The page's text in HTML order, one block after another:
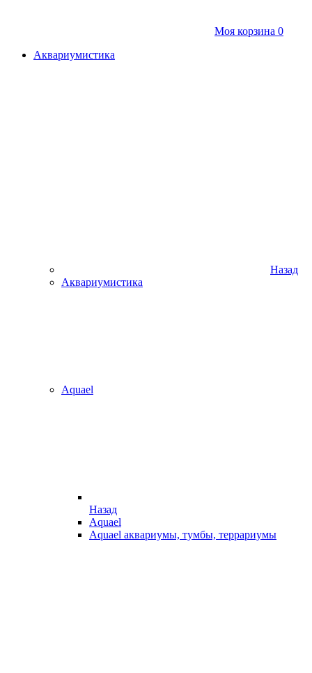
Моя корзина 0
Аквариумистика
Назад
Аквариумистика
Aquael
Назад
Aquael
Aquael аквариумы, тумбы, террариумы